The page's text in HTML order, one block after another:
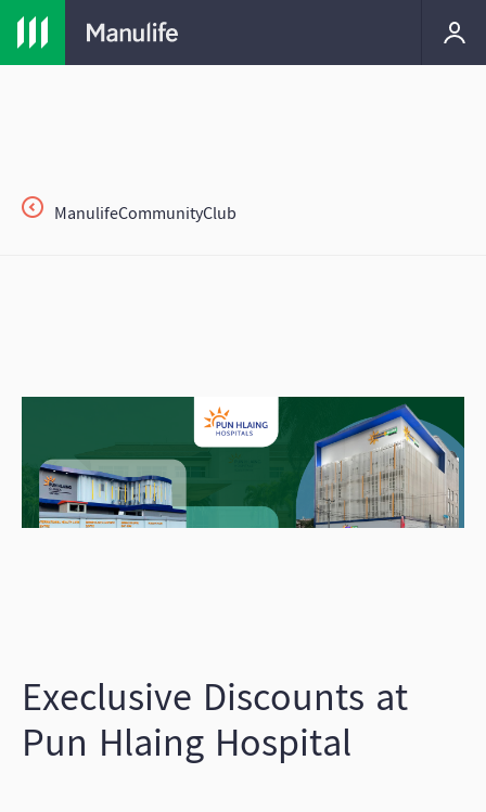
ManulifeCommunityClub
Execlusive Discounts at
Pun Hlaing Hospital